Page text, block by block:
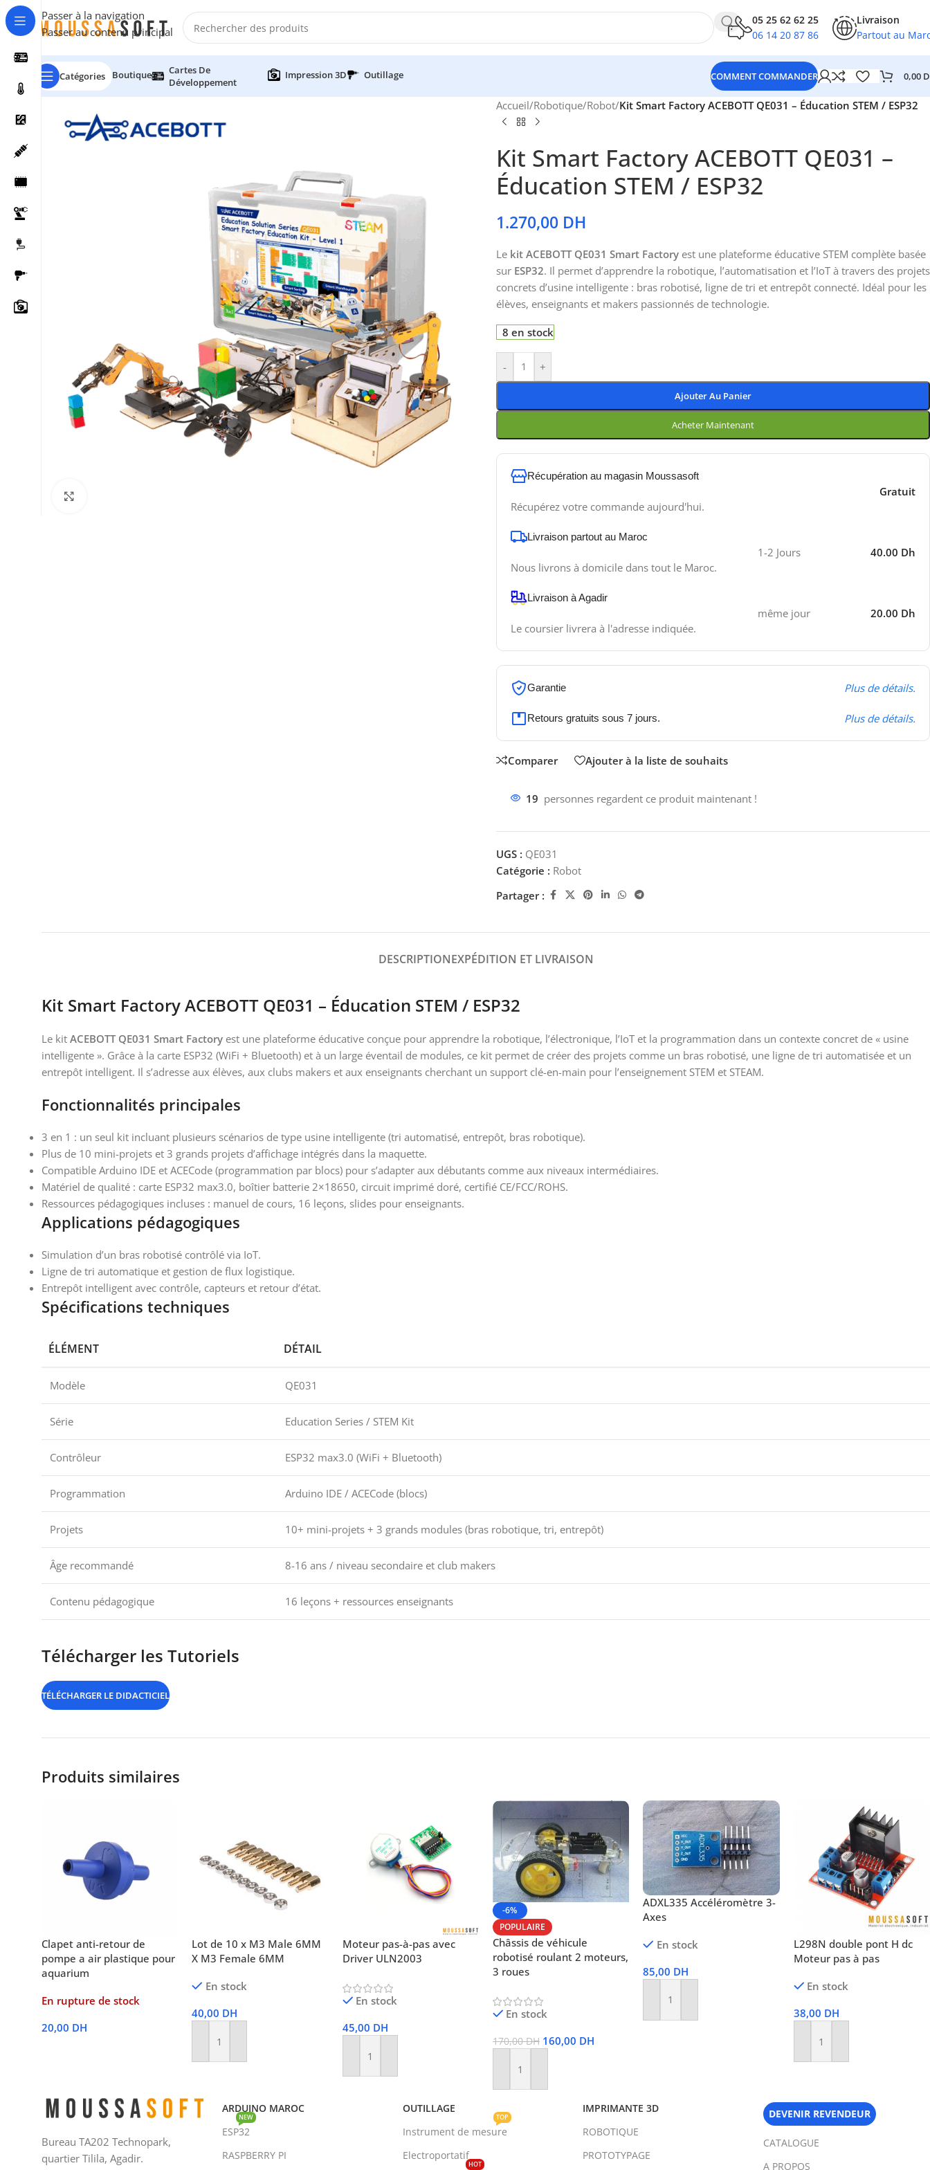
Passer à la navigation
Passer au contenu principal
05 25 62 62 25
06 14 20 87 86
moussasoft
05 25 62 62 25
06 14 20 87 86
Livraison
Partout au
Catégories Boutique
Cartes De
Développement
Impression 3D Outillage COMMENT COMMANDER 0,00
Accueil/Robotique/Robot/Kit Smart Factory ACEBOTT QE031 – Éducation STEM / ESP32
Kit Smart Factory ACEBOTT QE031 –
Éducation STEM / ESP32
1.270,00 DH
Le kit ACEBOTT QE031 Smart Factory est une plateforme éducative STEM complète basée
sur ESP32. Il permet d’apprendre la robotique, l’automatisation et l’IoT à travers des projets
concrets d’usine intelligente : bras robotisé, ligne de tri et entrepôt connecté. Idéal pour les
élèves, enseignants et makers passionnés de technologie.
8 en stock
- +
Ajouter Au Panier
Acheter Maintenant
Récupération au magasin Moussasoft
Récupérez votre commande aujourd'hui.
Gratuit
Livraison partout au Maroc
Nous livrons à domicile dans tout le Maroc.
1-2 Jours 40.00 Dh
Livraison à Agadir
Le coursier livrera à l'adresse indiquée.
même jour 20.00 Dh
Garantie Plus de détails.
Retours gratuits sous 7 jours. Plus de détails.
Comparer Ajouter à la liste de souhaits
19 personnes regardent ce produit maintenant !
UGS : QE031
Catégorie : Robot
Partager :
DESCRIPTIONEXPÉDITION ET LIVRAISON
Kit Smart Factory ACEBOTT QE031 – Éducation STEM / ESP32
Le kit ACEBOTT QE031 Smart Factory est une plateforme éducative conçue pour apprendre la robotique, l’électronique, l’IoT et la programmation dans un contexte concret de « usine
intelligente ». Grâce à la carte ESP32 (WiFi + Bluetooth) et à un large éventail de modules, ce kit permet de créer des projets comme un bras robotisé, une ligne de tri automatisée et un
entrepôt intelligent. Il s’adresse aux élèves, aux clubs makers et aux enseignants cherchant un support clé-en-main pour l’enseignement STEM et STEAM.
Fonctionnalités principales
3 en 1 : un seul kit incluant plusieurs scénarios de type usine intelligente (tri automatisé, entrepôt, bras robotique).
Plus de 10 mini-projets et 3 grands projets d’affichage intégrés dans la maquette.
Compatible Arduino IDE et ACECode (programmation par blocs) pour s’adapter aux débutants comme aux niveaux intermédiaires.
Matériel de qualité : carte ESP32 max3.0, boîtier batterie 2×18650, circuit imprimé doré, certifié CE/FCC/ROHS.
Ressources pédagogiques incluses : manuel de cours, 16 leçons, slides pour enseignants.
Applications pédagogiques
Simulation d’un bras robotisé contrôlé via IoT.
Ligne de tri automatique et gestion de flux logistique.
Entrepôt intelligent avec contrôle, capteurs et retour d’état.
Spécifications techniques
ÉLÉMENT DÉTAIL
Modèle QE031
Série Education Series / STEM Kit
Contrôleur ESP32 max3.0 (WiFi + Bluetooth)
Programmation Arduino IDE / ACECode (blocs)
Projets 10+ mini-projets + 3 grands modules (bras robotique, tri, entrepôt)
Âge recommandé 8-16 ans / niveau secondaire et club makers
Contenu pédagogique 16 leçons + ressources enseignants
Télécharger les Tutoriels
TÉLÉCHARGER LE DIDACTICIEL
Produits similaires
Clapet anti-retour de
pompe a air plastique pour
aquarium
En rupture de stock
20,00 DH
Lot de 10 x M3 Male 6MM
X M3 Female 6MM
En stock
40,00 DH
Ajouter Au Panier
Moteur pas-à-pas avec
Driver ULN2003
En stock
45,00 DH
Ajouter Au Panier
-6%
POPULAIRE
Châssis de véhicule
robotisé roulant 2 moteurs,
3 roues
En stock
170,00DH 160,00 DH
Ajouter Au Panier
ADXL335 Accéléromètre 3-
Axes
En stock
85,00 DH
Ajouter Au Panier
L298N double pont H dc
Moteur pas à pas
En stock
38,00 DH
Ajouter Au Panier
Bureau TA202 Technopark,
quartier Tilila, Agadir.
ARDUINO MAROC
ESP32
NEW
RASPBERRY PI
OUTILLAGE
Instrument de mesure
TOP
Electroportatif
HOT
IMPRIMANTE 3D
ROBOTIQUE
PROTOTYPAGE
DEVENIR REVENDEUR
CATALOGUE
A PROPOS